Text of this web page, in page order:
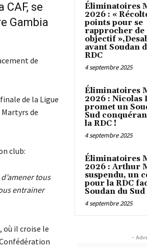
CAF, se
Gambia
de
de la Ligue
de
club:
tous
entrainer
où il croise le
Éliminatoires
2026 : «
points pour se
rapprocher de
objectif
avant Soudan
RDC
4 septembre 2025
Éliminatoires
2026 : Nicolas
promet un
Sud
la RDC !
4 septembre 2025
Éliminatoires
2026 : Arthur
suspendu, un
pour la RDC
Soudan du Sud
4 septembre 2025
-